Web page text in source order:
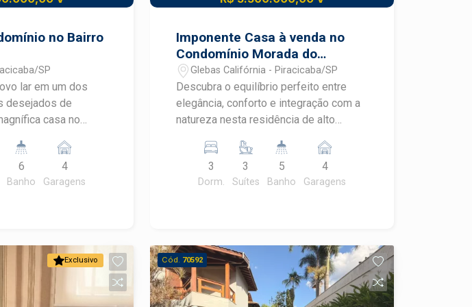
no Bairro
SP
lar em um dos
desejados de
casa no
para quem busca
e qualidade de
de terreno,
inteligente para
amplos
para toda a
6
Banho
4
Garagens
Imponente Casa à venda no
Condomínio Morada do
Engenho
Glebas Califórnia - Piracicaba/SP
Descubra o equilíbrio perfeito entre
elegância, conforto e integração com a
natureza nesta residência de alto
arquiteto Gustavo Borges.
Características principais: -Área
construída: 274 m² -Terreno: 525 m² -3
totalmente integrada à área social -
Ampla despensa para maior praticidade
no dia a dia -Projeto arquitetônico
contemporâneo e funcional -
3
Dorm.
3
Suítes
5
Banho
4
Garagens
Exclusivo Cód. 70592